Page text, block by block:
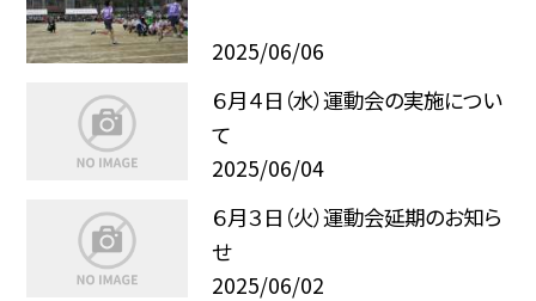
2025/06/06
６月４日（水）運動会の実施につい
て
2025/06/04
６月３日（火）運動会延期のお知ら
せ
2025/06/02